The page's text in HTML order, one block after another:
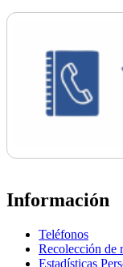
Información
Teléfonos
Recolección de
Estadísticas